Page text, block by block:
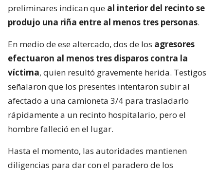
preliminares indican que al interior del recinto se
produjo una riña entre al menos tres personas.
En medio de ese altercado, dos de los agresores
efectuaron al menos tres disparos contra la
víctima, quien resultó gravemente herida. Testigos
señalaron que los presentes intentaron subir al
afectado a una camioneta 3/4 para trasladarlo
rápidamente a un recinto hospitalario, pero el
hombre falleció en el lugar.
Hasta el momento, las autoridades mantienen
diligencias para dar con el paradero de los